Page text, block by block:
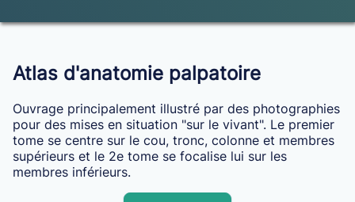
Atlas d'anatomie palpatoire
Ouvrage principalement illustré par des photographies
pour des mises en situation "sur le vivant". Le premier
tome se centre sur le cou, tronc, colonne et membres
supérieurs et le 2e tome se focalise lui sur les
membres inférieurs.